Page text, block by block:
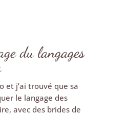
du langages
et j’ai trouvé que sa
le langage des
avec des brides de